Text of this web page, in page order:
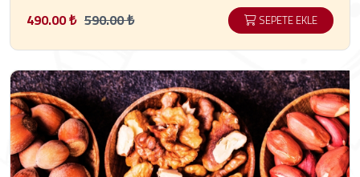
490.00 ₺ 590.00 ₺ SEPETE EKLE